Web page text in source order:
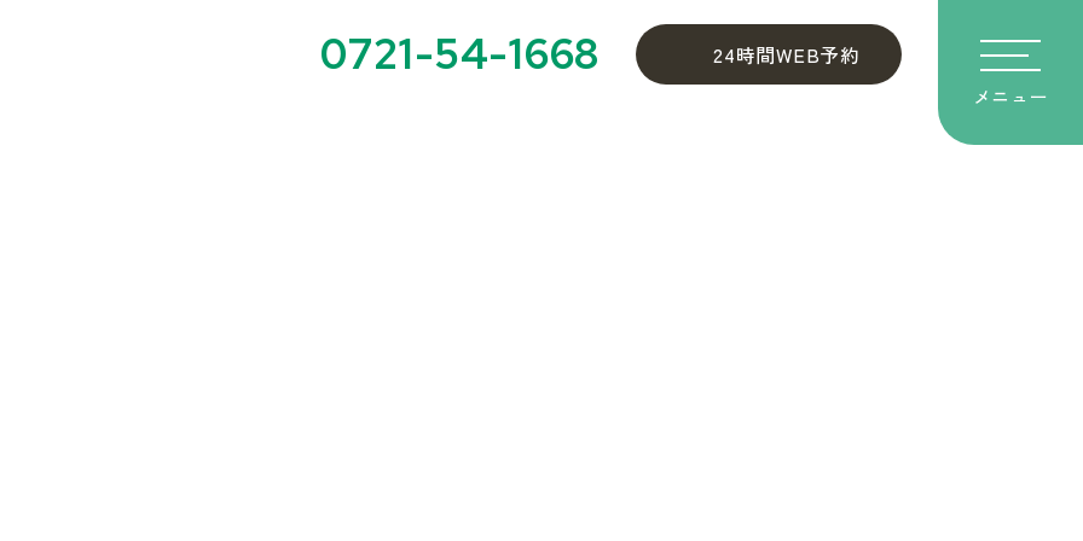
0721-54-1668 24時間WEB予約
メニュー